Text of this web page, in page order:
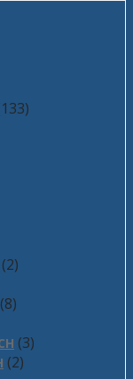
(2)
(8)
(3)
(2)